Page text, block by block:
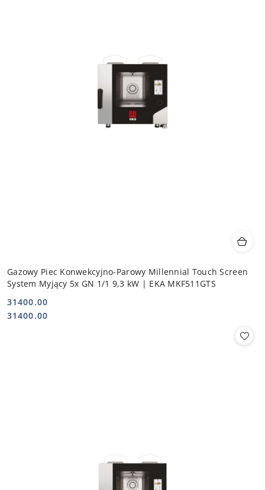
Gazowy Piec Konwekcyjno-Parowy Millennial Touch Screen
System Myjący 5x GN 1/1 9,3 kW | EKA MKF511GTS
Cena:
31400.00
Cena:
31400.00